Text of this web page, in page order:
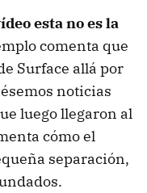
esta no es la
comenta que
Surface allá por
noticias
luego llegaron al
cómo el
separación,